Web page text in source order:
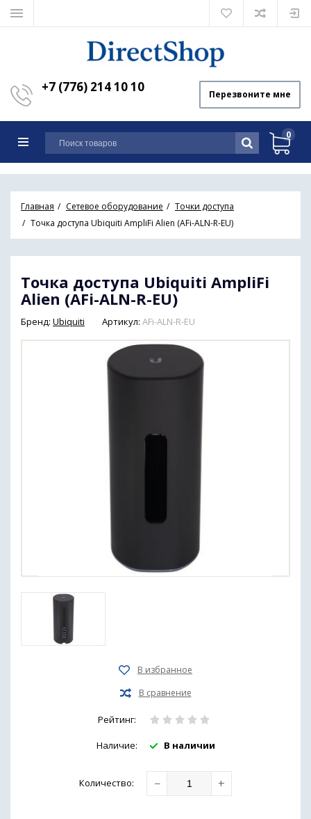
+7 (776) 214 10 10 Перезвоните мне
0
Главная Сетевое оборудование
Точки доступа
Точка доступа Ubiquiti AmpliFi Alien (AFi-ALN-R-EU)
Точка доступа Ubiquiti AmpliFi
Alien (AFi-ALN-R-EU)
Бренд: Ubiquiti Артикул: AFi-ALN-R-EU
Рейтинг:
Наличие: В наличии
Количество: − +